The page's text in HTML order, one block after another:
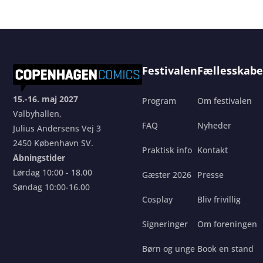
15.-16. maj 2027
Valbyhallen,
Julius Andersens Vej 3
2450 København SV.
Åbningstider
Lørdag 10:00 - 18.00
Søndag 10:00-16.00
Festivalen
Program
FAQ
Praktisk info
Gæster 2026
Cosplay
Signeringer
Børn og unge
Om festivalen
Nyheder
Kontakt
Presse
Bliv frivillig
Om foreningen
Book en stand